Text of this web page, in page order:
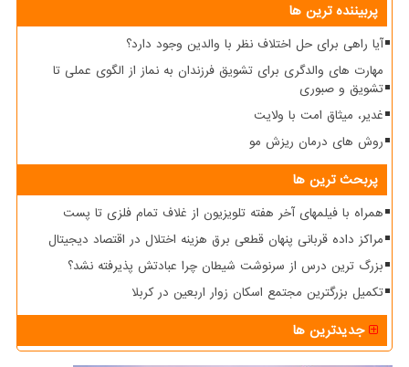
پربیننده ترین ها
آیا راهی برای حل اختلاف نظر با والدین وجود دارد؟
مهارت های والدگری برای تشویق فرزندان به نماز از الگوی عملی تا
تشویق و صبوری
غدیر، میثاق امت با ولایت
روش های درمان ریزش مو
پربحث ترین ها
همراه با فیلمهای آخر هفته تلویزیون از غلاف تمام فلزی تا پست
مراکز داده قربانی پنهان قطعی برق هزینه اختلال در اقتصاد دیجیتال
بزرگ ترین درس از سرنوشت شیطان چرا عبادتش پذیرفته نشد؟
تکمیل بزرگترین مجتمع اسکان زوار اربعین در کربلا
جدیدترین ها